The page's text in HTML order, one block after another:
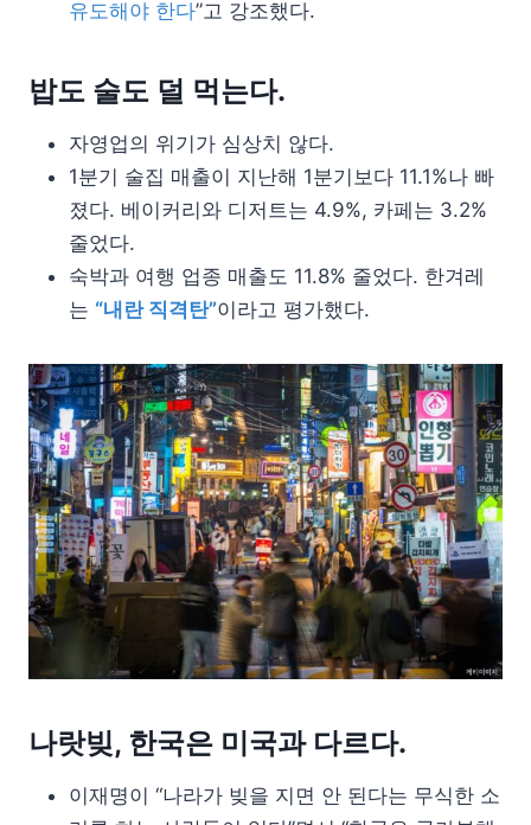
유도해야 한다”고 강조했다.
밥도 술도 덜 먹는다.
자영업의 위기가 심상치 않다.
1분기 술집 매출이 지난해 1분기보다 11.1%나 빠
졌다. 베이커리와 디저트는 4.9%, 카페는 3.2%
줄었다.
숙박과 여행 업종 매출도 11.8% 줄었다. 한겨레
는 “내란 직격탄”이라고 평가했다.
나랏빚, 한국은 미국과 다르다.
이재명이 “나라가 빚을 지면 안 된다는 무식한 소